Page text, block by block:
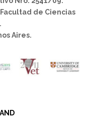
de Ciencias
Aires.